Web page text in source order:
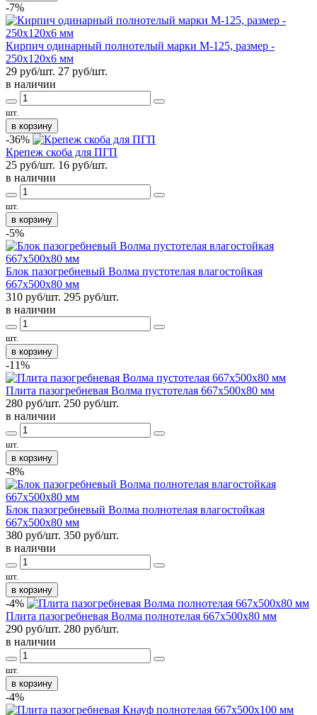
-7%
Кирпич одинарный полнотелый марки М-125, размер -
250х120х6 мм
29 руб/шт. 27 руб/шт.
в наличии
шт.
в корзину
-36%
Крепеж скоба для ПГП
25 руб/шт. 16 руб/шт.
в наличии
шт.
в корзину
-5%
Блок пазогребневый Волма пустотелая влагостойкая
667х500х80 мм
310 руб/шт. 295 руб/шт.
в наличии
шт.
в корзину
-11%
Плита пазогребневая Волма пустотелая 667х500х80 мм
280 руб/шт. 250 руб/шт.
в наличии
шт.
в корзину
-8%
Блок пазогребневый Волма полнотелая влагостойкая
667х500х80 мм
380 руб/шт. 350 руб/шт.
в наличии
шт.
в корзину
-4%
Плита пазогребневая Волма полнотелая 667х500х80 мм
290 руб/шт. 280 руб/шт.
в наличии
шт.
в корзину
-4%